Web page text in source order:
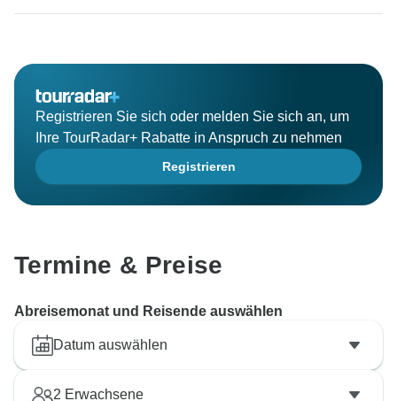
Registrieren Sie sich oder melden Sie sich an, um
Ihre TourRadar+ Rabatte in Anspruch zu nehmen
Registrieren
Termine & Preise
Abreisemonat und Reisende auswählen
Datum auswählen
2 Erwachsene